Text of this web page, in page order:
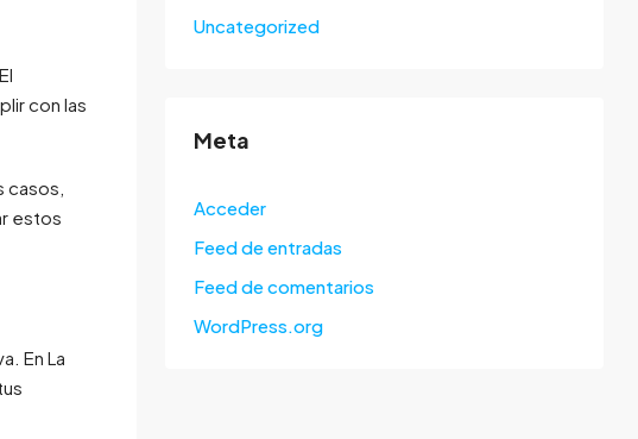
con las
estos
En La
Uncategorized
Meta
Acceder
Feed de entradas
Feed de comentarios
WordPress.org